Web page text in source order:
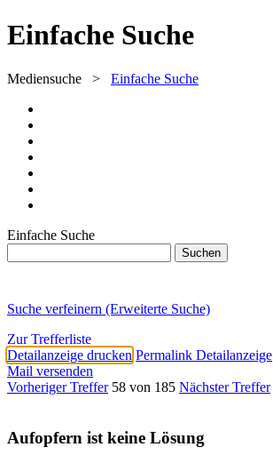
Einfache Suche
Mediensuche > Einfache Suche
Einfache Suche
Suche verfeinern (Erweiterte Suche)
Zur Trefferliste
Detailanzeige drucken Permalink Detailanzeige
Mail versenden
Vorheriger Treffer 58 von 185 Nächster Treffer
Aufopfern ist keine Lösung